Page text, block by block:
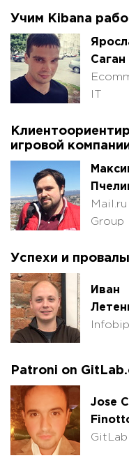
Учим Kibana
Саган
игровой
Mail.ru
Group
Успехи и
Иван
Infobip
Patroni on
Jose
GitLab